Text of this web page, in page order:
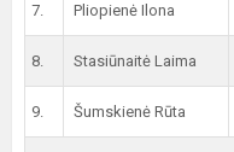
7. Pliopienė Ilona
8. Stasiūnaitė Laima
9. Šumskienė Rūta